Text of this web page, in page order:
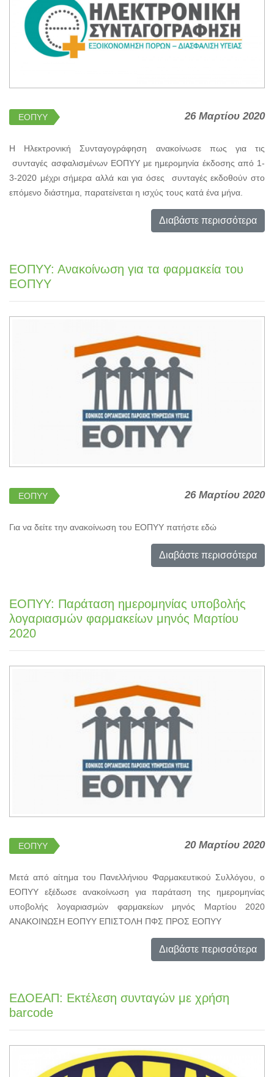
ΕΟΠΥΥ 26 Μαρτίου 2020
Η Ηλεκτρονική Συνταγογράφηση ανακοίνωσε πως για τις
συνταγές ασφαλισμένων ΕΟΠΥΥ με ημερομηνία έκδοσης από 1-
3-2020 μέχρι σήμερα αλλά και για όσες συνταγές εκδοθούν στο
επόμενο διάστημα, παρατείνεται η ισχύς τους κατά ένα μήνα.
Διαβάστε περισσότερα
ΕΟΠΥΥ: Ανακοίνωση για τα φαρμακεία του
ΕΟΠΥΥ
ΕΟΠΥΥ 26 Μαρτίου 2020
Για να δείτε την ανακοίνωση του ΕΟΠΥΥ πατήστε εδώ
Διαβάστε περισσότερα
ΕΟΠΥΥ: Παράταση ημερομηνίας υποβολής
λογαριασμών φαρμακείων μηνός Μαρτίου
2020
ΕΟΠΥΥ 20 Μαρτίου 2020
Μετά από αίτημα του Πανελλήνιου Φαρμακευτικού Συλλόγου, ο
ΕΟΠΥΥ εξέδωσε ανακοίνωση για παράταση της ημερομηνίας
υποβολής λογαριασμών φαρμακείων μηνός Μαρτίου 2020
ΑΝΑΚΟΙΝΩΣΗ ΕΟΠΥΥ ΕΠΙΣΤΟΛΗ ΠΦΣ ΠΡΟΣ ΕΟΠΥΥ
Διαβάστε περισσότερα
ΕΔΟΕΑΠ: Εκτέλεση συνταγών με χρήση
barcode